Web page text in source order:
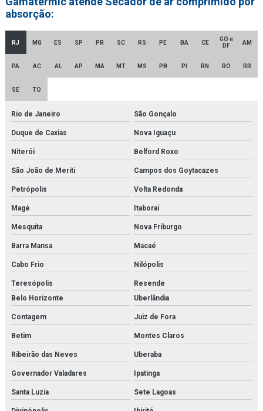
Empresa distribuidora de secador de ar comprimido por adsorção
Empresa de montagem de tubulações
Empresa revendedora de filtro finite
Empresa revendedora de filtro hidráulico racor
Empresa de secador de ar comprimido
Empresa de secador de ar comprimido por adsorção
Empresa de secador de ar comprimido por refrigeração
Fabricantes de gerador de nitrogênio
Fbo 60329
Filter element parker
Filtro de cartucho
Filtro de cartucho orçamento
Filtro coalescente domnick hunter
Filtro coalescente orçamento
Filtro de contaminantes orçamento
Filtro domnick hunter
absorção:
RJ MG ES SP PR SC RS PE BA CE
GO e
DF
AM
PA AC AL AP MA MT MS PB PI RN RO RR
SE TO
Rio de Janeiro São Gonçalo
Duque de Caxias Nova Iguaçu
Niterói Belford Roxo
São João de Meriti Campos dos Goytacazes
Petrópolis Volta Redonda
Magé Itaboraí
Mesquita Nova Friburgo
Barra Mansa Macaé
Cabo Frio Nilópolis
Teresópolis
Resende
Belo Horizonte
Uberlândia
Contagem Juiz de Fora
Betim Montes Claros
Ribeirão das Neves Uberaba
Governador Valadares Ipatinga
Santa Luzia Sete Lagoas